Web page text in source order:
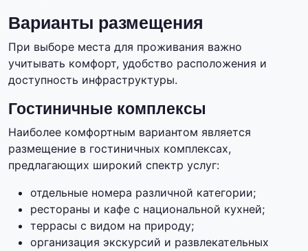
Варианты размещения
При выборе места для проживания важно
учитывать комфорт, удобство расположения и
доступность инфраструктуры.
Гостиничные комплексы
Наиболее комфортным вариантом является
размещение в гостиничных комплексах,
предлагающих широкий спектр услуг:
отдельные номера различной категории;
рестораны и кафе с национальной кухней;
террасы с видом на природу;
организация экскурсий и развлекательных